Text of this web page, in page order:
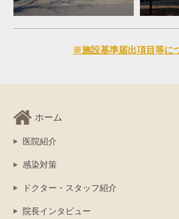
※施設基準届出項目等に
ホーム
医院紹介
感染対策
ドクター・スタッフ紹介
院長インタビュー